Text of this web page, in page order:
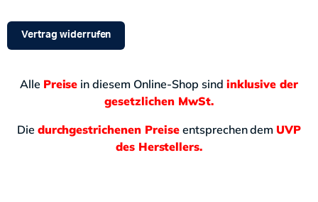
Vertrag widerrufen
Alle Preise in diesem Online-Shop sind inklusive der
gesetzlichen MwSt.
Die durchgestrichenen Preiseentsprechen dem UVP
des Herstellers.